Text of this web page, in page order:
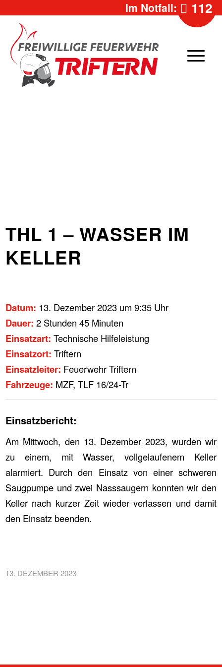
Im Notfall: 112
THL 1 – WASSER IM
KELLER
Datum: 13. Dezember 2023 um 9:35 Uhr
Dauer: 2 Stunden 45 Minuten
Einsatzart: Technische Hilfeleistung
Einsatzort: Triftern
Einsatzleiter: Feuerwehr Triftern
Fahrzeuge: MZF, TLF 16/24-Tr
Einsatzbericht:
Am Mittwoch, den 13. Dezember 2023, wurden wir
zu einem, mit Wasser, vollgelaufenem Keller
alarmiert. Durch den Einsatz von einer schweren
Saugpumpe und zwei Nasssaugern konnten wir den
Keller nach kurzer Zeit wieder verlassen und damit
den Einsatz beenden.
13. DEZEMBER 2023